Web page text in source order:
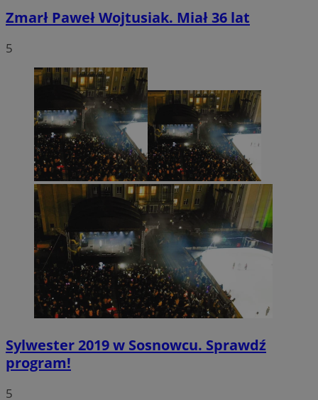
Zmarł Paweł Wojtusiak. Miał 36 lat
5
Sylwester 2019 w Sosnowcu. Sprawdź
program!
5
CookieScriptConsent
CookieScript
sosnowiecki.pl
4 tygodnie 2